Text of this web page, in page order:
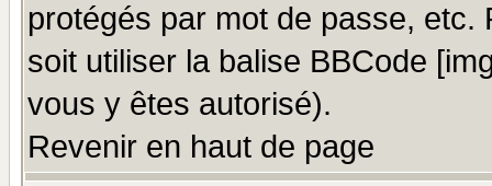
protégés par mot de passe,
soit utiliser la balise BBCode
vous y êtes autorisé).
Revenir en haut de page